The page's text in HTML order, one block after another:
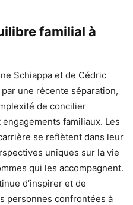
familial à
Schiappa et de Cédric
une récente séparation,
de concilier
familiaux. Les
se reflètent dans leur
uniques sur la vie
qui les accompagnent.
d’inspirer et de
personnes confrontées à